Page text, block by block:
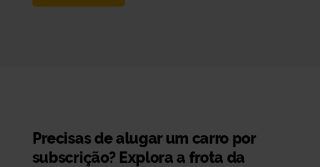
Precisas de alugar um carro por
subscrição? Explora a frota da